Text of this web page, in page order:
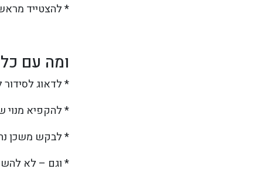
* להצטייד
ומה עם
* לדאוג
* להקפיא מנוי
* לבקש משכן
* וגם – לא